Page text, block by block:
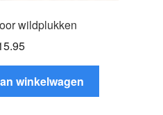
wildplukken
winkelwagen